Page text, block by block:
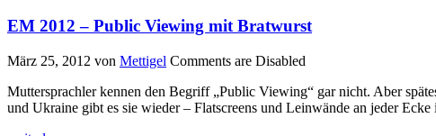
EM 2012 – Public Viewing mit Bratwurst
März 25, 2012 von Mettigel Comments are Disabled
Muttersprachler kennen den Begriff „Public Viewing“ gar nicht. Aber
und Ukraine gibt es sie wieder – Flatscreens und Leinwände an jeder